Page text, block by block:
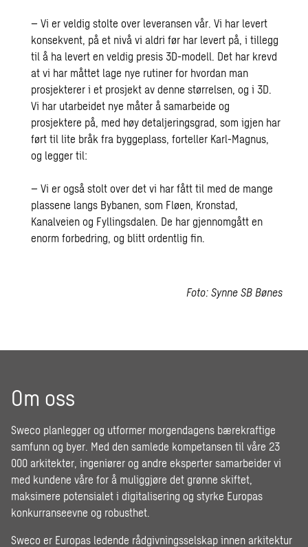
– Vi er veldig stolte over leveransen vår. Vi har levert
konsekvent, på et nivå vi aldri før har levert på, i tillegg
til å ha levert en veldig presis 3D-modell. Det har krevd
at vi har måttet lage nye rutiner for hvordan man
prosjekterer i et prosjekt av denne størrelsen, og i 3D.
Vi har utarbeidet nye måter å samarbeide og
prosjektere på, med høy detaljeringsgrad, som igjen har
ført til lite bråk fra byggeplass, forteller Karl-Magnus,
og legger til:
– Vi er også stolt over det vi har fått til med de mange
plassene langs Bybanen, som Fløen, Kronstad,
Kanalveien og Fyllingsdalen. De har gjennomgått en
enorm forbedring, og blitt ordentlig fin.
Foto: Synne SB Bønes
Om oss
Sweco planlegger og utformer morgendagens bærekraftige
samfunn og byer. Med den samlede kompetansen til våre 23
000 arkitekter, ingeniører og andre eksperter samarbeider vi
med kundene våre for å muliggjøre det grønne skiftet,
maksimere potensialet i digitalisering og styrke Europas
konkurranseevne og robusthet.
Sweco er Europas ledende rådgivningsselskap innen arkitektur